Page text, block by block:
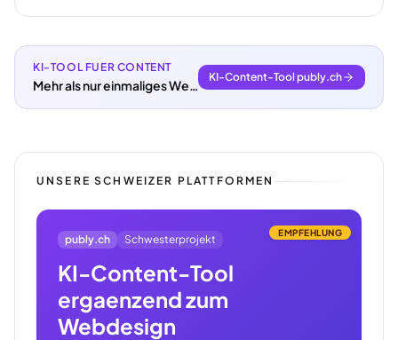
KI-TOOL FUER CONTENT
Mehr als nur einmaliges Webdesign.
KI-Content-Tool publy.ch
UNSERE SCHWEIZER PLATTFORMEN
EMPFEHLUNG
publy.ch Schwesterprojekt
KI-Content-Tool
ergaenzend zum
Webdesign